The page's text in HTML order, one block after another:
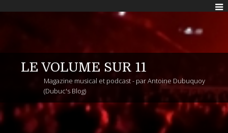
LE VOLUME SUR 11
Magazine musical et podcast - par Antoine Dubuquoy
(Dubuc's Blog)